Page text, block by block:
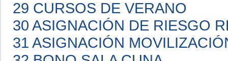
29 CURSOS DE VERANO
30 ASIGNACIÓN DE RIESGO
31 ASIGNACIÓN